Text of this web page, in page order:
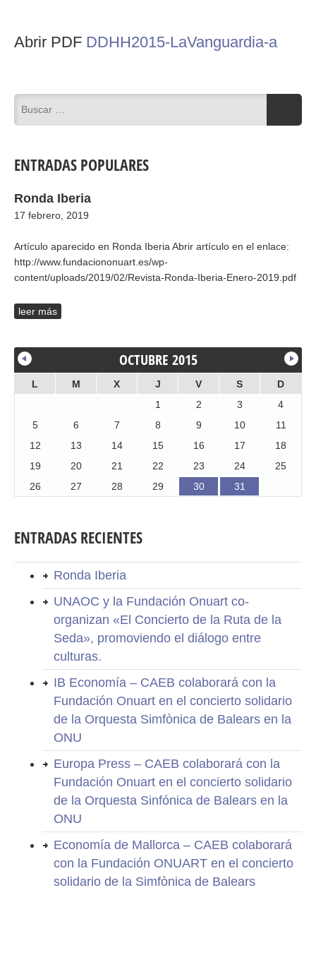
Abrir PDF DDHH2015-LaVanguardia-a
ENTRADAS POPULARES
Ronda Iberia
17 febrero, 2019
Artículo aparecido en Ronda Iberia Abrir artículo en el enlace:
http://www.fundaciononuart.es/wp-
content/uploads/2019/02/Revista-Ronda-Iberia-Enero-2019.pdf
leer más
OCTUBRE 2015
L M X J V S
D
1
2 3
4
5
6 7 8 9 10
11
12
13 14 15 16 17
18
19
20 21 22 23 24
25
26
27 28 29 30 31
ENTRADAS RECIENTES
Ronda Iberia
UNAOC y la Fundación Onuart co-
organizan «El Concierto de la Ruta de la
Seda», promoviendo el diálogo entre
culturas.
IB Economía – CAEB colaborará con la
Fundación Onuart en el concierto solidario
de la Orquesta Simfònica de Balears en la
ONU
Europa Press – CAEB colaborará con la
Fundación Onuart en el concierto solidario
de la Orquesta Sinfónica de Balears en la
ONU
Economía de Mallorca – CAEB colaborará
con la Fundación ONUART en el concierto
solidario de la Simfònica de Balears